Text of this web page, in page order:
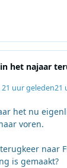
het najaar
21 uur geleden21
het nu
voren.
naar
is gemaakt?